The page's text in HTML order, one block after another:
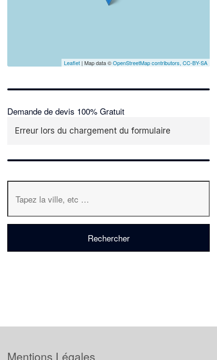
Leaflet | Map data ©OpenStreetMap contributors, CC-BY-SA
Demande de devis 100% Gratuit
Erreur lors du chargement du formulaire
Mentions Légales